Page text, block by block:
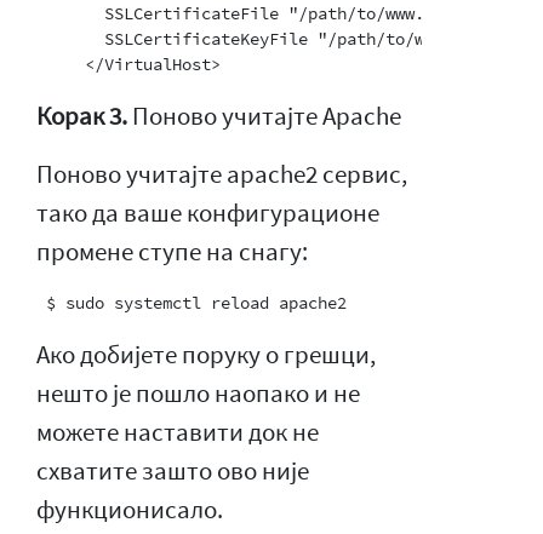
SSLCertificateFile "/path/to/
SSLCertificateKeyFile "/path/to/
Корак 3.Поново учитајте Apache
Поново учитајте apache2 сервис,
тако да ваше конфигурационе
промене ступе на снагу:
Ако добијете поруку о грешци,
нешто је пошло наопако и не
можете наставити док не
схватите зашто ово није
функционисало.